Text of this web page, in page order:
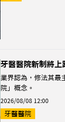
牙醫醫院新制將上
業界認為，修法其最
院」概念。
2026/08/08 12:00
牙醫醫院